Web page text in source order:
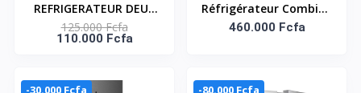
REFRIGERATEUR DEUX
PORTES 157LT NET-
ECONOMIE D’ENERGIE -
125.000 Fcfa
110.000 Fcfa
Réfrigérateur Combiné
Américain 4 Battants
460.000 Fcfa
-30.000 Fcfa -80.000 Fcfa